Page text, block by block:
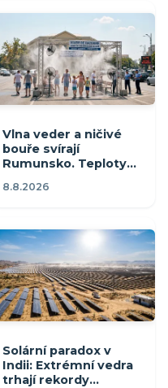
Vlna veder a ničivé
bouře svírají
Rumunsko. Teploty
vyhlásily červený kód
8.8.2026
Solární paradox v
Indii: Extrémní vedra
trhají rekordy